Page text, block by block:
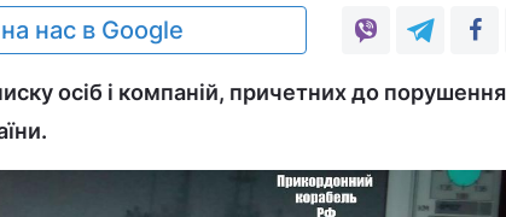
нас в Google
осіб і компаній, причетних до порушення